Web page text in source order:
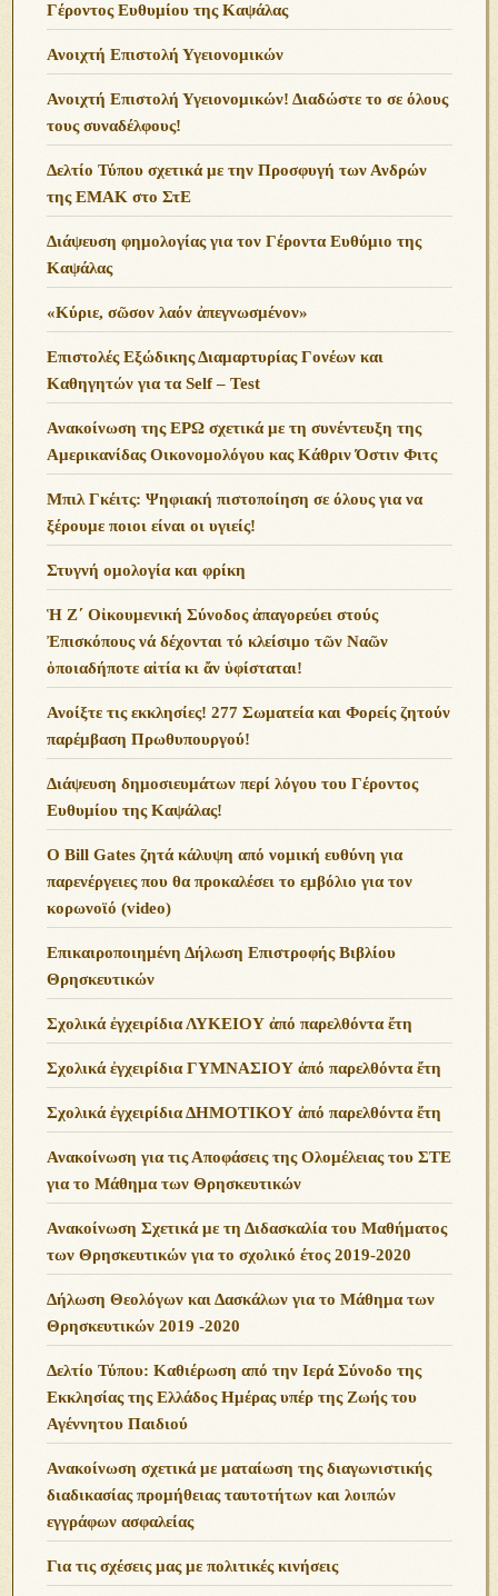
Γέροντος Ευθυμίου της Καψάλας
Ανοιχτή Επιστολή Υγειονομικών
Ανοιχτή Επιστολή Υγειονομικών! Διαδώστε το σε όλους
τους συναδέλφους!
Δελτίο Τύπου σχετικά με την Προσφυγή των Ανδρών
της ΕΜΑΚ στο ΣτΕ
Διάψευση φημολογίας για τον Γέροντα Ευθύμιο της
Καψάλας
«Κύριε, σῶσον λαόν ἀπεγνωσμένον»
Επιστολές Εξώδικης Διαμαρτυρίας Γονέων και
Καθηγητών για τα Self – Test
Ανακοίνωση της ΕΡΩ σχετικά με τη συνέντευξη της
Αμερικανίδας Οικονομολόγου κας Κάθριν Όστιν Φιτς
Μπιλ Γκέιτς: Ψηφιακή πιστοποίηση σε όλους για να
ξέρουμε ποιοι είναι οι υγιείς!
Στυγνή ομολογία και φρίκη
Ἡ Ζ΄ Οἰκουμενική Σύνοδος ἀπαγορεύει στούς
Ἐπισκόπους νά δέχονται τό κλείσιμο τῶν Ναῶν
ὁποιαδήποτε αἰτία κι ἄν ὑφίσταται!
Ανoίξτε τις εκκλησίες! 277 Σωματεία και Φορείς ζητούν
παρέμβαση Πρωθυπουργού!
Διάψευση δημοσιευμάτων περί λόγου του Γέροντος
Ευθυμίου της Καψάλας!
O Bill Gates ζητά κάλυψη από νομική ευθύνη για
παρενέργειες που θα προκαλέσει το εμβόλιο για τον
κορωνοϊό (video)
Επικαιροποιημένη Δήλωση Επιστροφής Βιβλίου
Θρησκευτικών
Σχολικά ἐγχειρίδια ΛΥΚΕΙΟΥ ἀπό παρελθόντα ἔτη
Σχολικά ἐγχειρίδια ΓΥΜΝΑΣΙΟΥ ἀπό παρελθόντα ἔτη
Σχολικά ἐγχειρίδια ΔΗΜΟΤΙΚΟΥ ἀπό παρελθόντα ἔτη
Ανακοίνωση για τις Αποφάσεις της Ολομέλειας του ΣΤΕ
για το Μάθημα των Θρησκευτικών
Ανακοίνωση Σχετικά με τη Διδασκαλία του Μαθήματος
των Θρησκευτικών για το σχολικό έτος 2019-2020
Δήλωση Θεολόγων και Δασκάλων για το Μάθημα των
Θρησκευτικών 2019 -2020
Δελτίο Τύπου: Καθιέρωση από την Ιερά Σύνοδο της
Εκκλησίας της Ελλάδος Ημέρας υπέρ της Ζωής του
Αγέννητου Παιδιού
Ανακοίνωση σχετικά με ματαίωση της διαγωνιστικής
διαδικασίας προμήθειας ταυτοτήτων και λοιπών
εγγράφων ασφαλείας
Για τις σχέσεις μας με πολιτικές κινήσεις